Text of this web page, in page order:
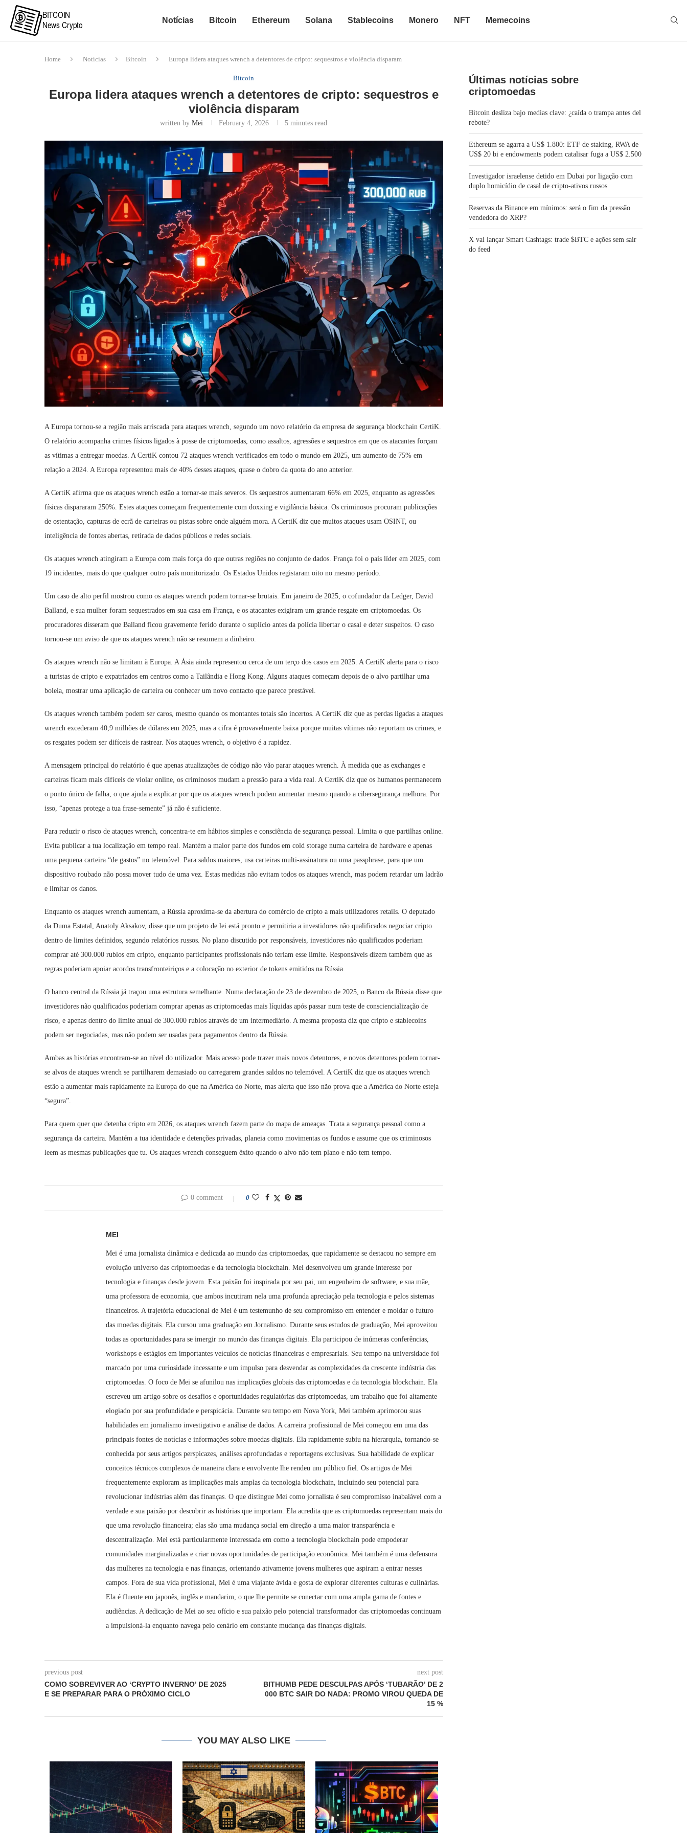
Notícias Bitcoin Ethereum Solana Stablecoins Monero NFT Memecoins
Home Notícias Bitcoin Europa lidera ataques wrench a detentores de cripto: sequestros e violência disparam
Bitcoin
Europa lidera ataques wrench a detentores de cripto: sequestros e
violência disparam
written byMei February 4, 2026 5 minutes read
A Europa tornou-se a região mais arriscada para ataques wrench, segundo um novo relatório da empresa de segurança blockchain CertiK.
O relatório acompanha crimes físicos ligados à posse de criptomoedas, como assaltos, agressões e sequestros em que os atacantes forçam
as vítimas a entregar moedas. A CertiK contou 72 ataques wrench verificados em todo o mundo em 2025, um aumento de 75% em
relação a 2024. A Europa representou mais de 40% desses ataques, quase o dobro da quota do ano anterior.
A CertiK afirma que os ataques wrench estão a tornar-se mais severos. Os sequestros aumentaram 66% em 2025, enquanto as agressões
físicas dispararam 250%. Estes ataques começam frequentemente com doxxing e vigilância básica. Os criminosos procuram publicações
de ostentação, capturas de ecrã de carteiras ou pistas sobre onde alguém mora. A CertiK diz que muitos ataques usam OSINT, ou
inteligência de fontes abertas, retirada de dados públicos e redes sociais.
Os ataques wrench atingiram a Europa com mais força do que outras regiões no conjunto de dados. França foi o país líder em 2025, com
19 incidentes, mais do que qualquer outro país monitorizado. Os Estados Unidos registaram oito no mesmo período.
Um caso de alto perfil mostrou como os ataques wrench podem tornar-se brutais. Em janeiro de 2025, o cofundador da Ledger, David
Balland, e sua mulher foram sequestrados em sua casa em França, e os atacantes exigiram um grande resgate em criptomoedas. Os
procuradores disseram que Balland ficou gravemente ferido durante o suplício antes da polícia libertar o casal e deter suspeitos. O caso
tornou-se um aviso de que os ataques wrench não se resumem a dinheiro.
Os ataques wrench não se limitam à Europa. A Ásia ainda representou cerca de um terço dos casos em 2025. A CertiK alerta para o risco
a turistas de cripto e expatriados em centros como a Tailândia e Hong Kong. Alguns ataques começam depois de o alvo partilhar uma
boleia, mostrar uma aplicação de carteira ou conhecer um novo contacto que parece prestável.
Os ataques wrench também podem ser caros, mesmo quando os montantes totais são incertos. A CertiK diz que as perdas ligadas a ataques
wrench excederam 40,9 milhões de dólares em 2025, mas a cifra é provavelmente baixa porque muitas vítimas não reportam os crimes, e
os resgates podem ser difíceis de rastrear. Nos ataques wrench, o objetivo é a rapidez.
A mensagem principal do relatório é que apenas atualizações de código não vão parar ataques wrench. À medida que as exchanges e
carteiras ficam mais difíceis de violar online, os criminosos mudam a pressão para a vida real. A CertiK diz que os humanos permanecem
o ponto único de falha, o que ajuda a explicar por que os ataques wrench podem aumentar mesmo quando a cibersegurança melhora. Por
isso, “apenas protege a tua frase-semente” já não é suficiente.
Para reduzir o risco de ataques wrench, concentra-te em hábitos simples e consciência de segurança pessoal. Limita o que partilhas online.
Evita publicar a tua localização em tempo real. Mantém a maior parte dos fundos em cold storage numa carteira de hardware e apenas
uma pequena carteira “de gastos” no telemóvel. Para saldos maiores, usa carteiras multi-assinatura ou uma passphrase, para que um
dispositivo roubado não possa mover tudo de uma vez. Estas medidas não evitam todos os ataques wrench, mas podem retardar um ladrão
e limitar os danos.
Enquanto os ataques wrench aumentam, a Rússia aproxima-se da abertura do comércio de cripto a mais utilizadores retails. O deputado
da Duma Estatal, Anatoly Aksakov, disse que um projeto de lei está pronto e permitiria a investidores não qualificados negociar cripto
dentro de limites definidos, segundo relatórios russos. No plano discutido por responsáveis, investidores não qualificados poderiam
comprar até 300.000 rublos em cripto, enquanto participantes profissionais não teriam esse limite. Responsáveis dizem também que as
regras poderiam apoiar acordos transfronteiriços e a colocação no exterior de tokens emitidos na Rússia.
O banco central da Rússia já traçou uma estrutura semelhante. Numa declaração de 23 de dezembro de 2025, o Banco da Rússia disse que
investidores não qualificados poderiam comprar apenas as criptomoedas mais líquidas após passar num teste de consciencialização de
risco, e apenas dentro do limite anual de 300.000 rublos através de um intermediário. A mesma proposta diz que cripto e stablecoins
podem ser negociadas, mas não podem ser usadas para pagamentos dentro da Rússia.
Ambas as histórias encontram-se ao nível do utilizador. Mais acesso pode trazer mais novos detentores, e novos detentores podem tornar-
se alvos de ataques wrench se partilharem demasiado ou carregarem grandes saldos no telemóvel. A CertiK diz que os ataques wrench
estão a aumentar mais rapidamente na Europa do que na América do Norte, mas alerta que isso não prova que a América do Norte esteja
“segura”.
Para quem quer que detenha cripto em 2026, os ataques wrench fazem parte do mapa de ameaças. Trata a segurança pessoal como a
segurança da carteira. Mantém a tua identidade e detenções privadas, planeia como movimentas os fundos e assume que os criminosos
leem as mesmas publicações que tu. Os ataques wrench conseguem êxito quando o alvo não tem plano e não tem tempo.
0 comment 0
MEI
Mei é uma jornalista dinâmica e dedicada ao mundo das criptomoedas, que rapidamente se destacou no sempre em
evolução universo das criptomoedas e da tecnologia blockchain. Mei desenvolveu um grande interesse por
tecnologia e finanças desde jovem. Esta paixão foi inspirada por seu pai, um engenheiro de software, e sua mãe,
uma professora de economia, que ambos incutiram nela uma profunda apreciação pela tecnologia e pelos sistemas
financeiros. A trajetória educacional de Mei é um testemunho de seu compromisso em entender e moldar o futuro
das moedas digitais. Ela cursou uma graduação em Jornalismo. Durante seus estudos de graduação, Mei aproveitou
todas as oportunidades para se imergir no mundo das finanças digitais. Ela participou de inúmeras conferências,
workshops e estágios em importantes veículos de notícias financeiras e empresariais. Seu tempo na universidade foi
marcado por uma curiosidade incessante e um impulso para desvendar as complexidades da crescente indústria das
criptomoedas. O foco de Mei se afunilou nas implicações globais das criptomoedas e da tecnologia blockchain. Ela
escreveu um artigo sobre os desafios e oportunidades regulatórias das criptomoedas, um trabalho que foi altamente
elogiado por sua profundidade e perspicácia. Durante seu tempo em Nova York, Mei também aprimorou suas
habilidades em jornalismo investigativo e análise de dados. A carreira profissional de Mei começou em uma das
principais fontes de notícias e informações sobre moedas digitais. Ela rapidamente subiu na hierarquia, tornando-se
conhecida por seus artigos perspicazes, análises aprofundadas e reportagens exclusivas. Sua habilidade de explicar
conceitos técnicos complexos de maneira clara e envolvente lhe rendeu um público fiel. Os artigos de Mei
frequentemente exploram as implicações mais amplas da tecnologia blockchain, incluindo seu potencial para
revolucionar indústrias além das finanças. O que distingue Mei como jornalista é seu compromisso inabalável com a
verdade e sua paixão por descobrir as histórias que importam. Ela acredita que as criptomoedas representam mais do
que uma revolução financeira; elas são uma mudança social em direção a uma maior transparência e
descentralização. Mei está particularmente interessada em como a tecnologia blockchain pode empoderar
comunidades marginalizadas e criar novas oportunidades de participação econômica. Mei também é uma defensora
das mulheres na tecnologia e nas finanças, orientando ativamente jovens mulheres que aspiram a entrar nesses
campos. Fora de sua vida profissional, Mei é uma viajante ávida e gosta de explorar diferentes culturas e culinárias.
Ela é fluente em japonês, inglês e mandarim, o que lhe permite se conectar com uma ampla gama de fontes e
audiências. A dedicação de Mei ao seu ofício e sua paixão pelo potencial transformador das criptomoedas continuam
a impulsioná-la enquanto navega pelo cenário em constante mudança das finanças digitais.
previous post
COMO SOBREVIVER AO ‘CRYPTO INVERNO’ DE 2025
E SE PREPARAR PARA O PRÓXIMO CICLO
next post
BITHUMB PEDE DESCULPAS APÓS ‘TUBARÃO’ DE 2
000 BTC SAIR DO NADA: PROMO VIROU QUEDA DE
15 %
YOU MAY ALSO LIKE
Últimas notícias sobre
criptomoedas
Bitcoin desliza bajo medias clave: ¿caída o trampa antes del
rebote?
Ethereum se agarra a US$ 1.800: ETF de staking, RWA de
US$ 20 bi e endowments podem catalisar fuga a US$ 2.500
Investigador israelense detido em Dubai por ligação com
duplo homicídio de casal de cripto-ativos russos
Reservas da Binance em mínimos: será o fim da pressão
vendedora do XRP?
X vai lançar Smart Cashtags: trade $BTC e ações sem sair
do feed